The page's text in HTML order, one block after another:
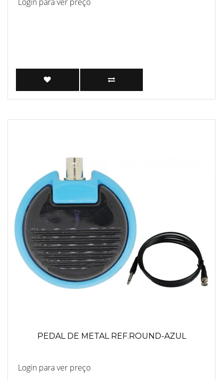
PEDAL DE METAL REF.ROUND-AZUL
Login para ver preço